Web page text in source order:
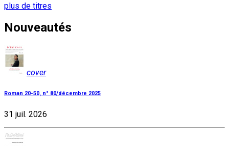
plus de titres
Nouveautés
cover
Roman 20-50, n° 80/décembre 2025
31 juil. 2026